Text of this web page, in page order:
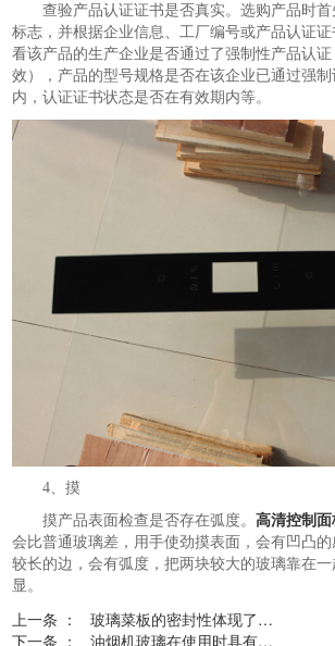
查验产品认证证书是否真实。选购产品时
标志，并根据企业信息、工厂编号或产品认证
看该产品的生产企业是否通过了强制性产品认证
效），产品的型号规格是否在该企业已通过强
内，认证证书状态是否在有效期内等。
4、摸
摸产品表面检查是否存在弧度。高清控制
会比普通玻璃差，用手使劲摸表面，会有凹凸
较长的边，会有弧度，把两块较大的玻璃靠在
显。
上一条 ：
玻璃菜板的密封性体现了什么？
下一条 ：
油烟机玻璃在使用时具有哪些保障